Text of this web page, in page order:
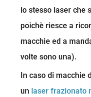
lo stesso laser che
poichè riesce a
macchie ed a
volte sono una).
In caso di
un laser frazionato